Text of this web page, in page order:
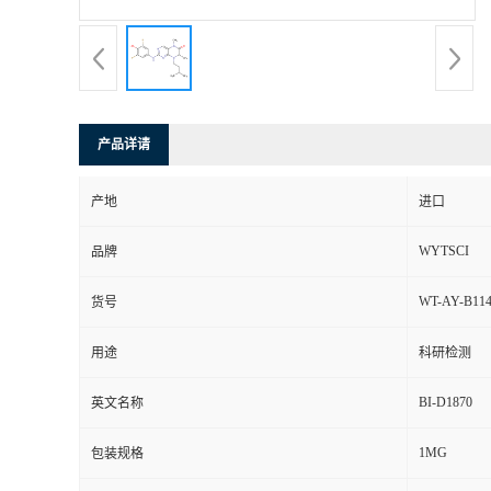
产品详请
产地 进口
品牌 WYTSCI
货号 WT-AY-
用途 科研检测
英文名称 BI-D1870
包装规格 1MG